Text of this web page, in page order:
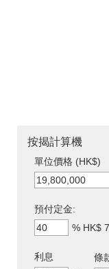
按揭計算機
單位價格 (HK$)
預付定金:
% HK$
利息
條